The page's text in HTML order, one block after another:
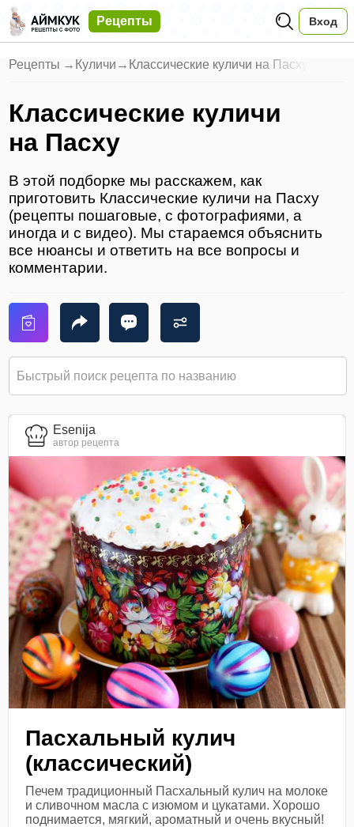
Рецепты Вход
Рецепты → Куличи → Классические куличи на Пасху
Классические куличи
на Пасху
В этой подборке мы расскажем, как
приготовить Классические куличи на Пасху
(рецепты пошаговые, с фотографиями, а
иногда и с видео). Мы стараемся объяснить
все нюансы и ответить на все вопросы и
комментарии.
Esenija
автор рецепта
Пасхальный кулич
(классический)
Печем традиционный Пасхальный кулич на молоке
и сливочном масла с изюмом и цукатами. Хорошо
поднимается, мягкий, ароматный и очень вкусный!